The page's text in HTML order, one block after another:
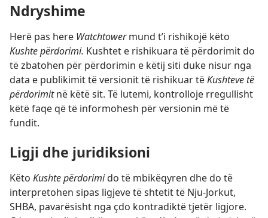
Ndryshime
Herë pas here Watchtowermund t’i rishikojë këto
Kushte përdorimi. Kushtet e rishikuara të përdorimit do
të zbatohen për përdorimin e këtij siti duke nisur nga
data e publikimit të versionit të rishikuar tëKushteve të
përdorimitnë këtë sit. Të lutemi, kontrolloje rregullisht
këtë faqe që të informohesh për versionin më të
fundit.
Ligji dhe juridiksioni
Këto Kushte përdorimido të mbikëqyren dhe do të
interpretohen sipas ligjeve të shtetit të Nju-Jorkut,
SHBA, pavarësisht nga çdo kontradiktë tjetër ligjore.